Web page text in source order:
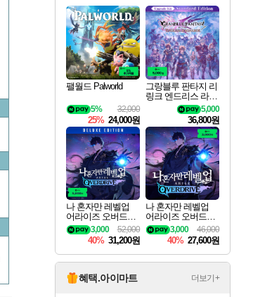
최대 90% 할인가를 만나보세요!
네이버혜택과 함께 만나보세요!
이니&베니 혜택까지!
네이버 혜택가와 함께 예약하세요!
할인&네이버혜택으로 만나보세요!
네이버페이 혜택과 만나보세요!
40주년 프로모션으로 만나보세요!
할인가에 만나보세요!
일부 에디션 상시 할인!
혜택으로 예약 판매 중
편안하게 충전하세요
팰월드 Palworld
32,000
5%
25% 24,000원
그랑블루 판타지 리
링크 엔드리스 라그
나로크 업그레이드
킷 Granblue Fantasy
Relink Endless Ragn
arok Upgrade Kit DL
C
5,000
36,800원
나 혼자만 레벨업
어라이즈 오버드라
이브 디럭스 에디션
Solo Leveling Arise
Overdrive Deluxe Edi
tion
52,000
3,000
40% 31,200원
나 혼자만 레벨업
어라이즈 오버드라
이브 Solo Leveling A
rise
46,000
3,000
40% 27,600원
혜택.아이마트 더보기+